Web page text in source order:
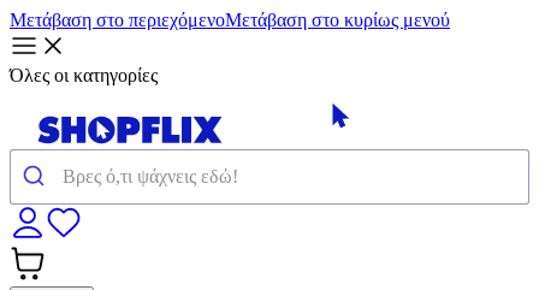
Μετάβαση στο περιεχόμενοΜετάβαση στο κυρίως μενού
Όλες οι κατηγορίες